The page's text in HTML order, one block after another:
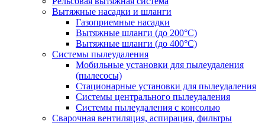
Вытяжные насадки и шланги
Газоприемные насадки
Вытяжные шланги (до 200°C)
Вытяжные шланги (до 400°C)
Системы пылеудаления
Мобильные установки для пылеудаления
(пылесосы)
Стационарные установки для пылеудаления
Системы центрального пылеудаления
Системы пылеудаления с консолью
Сварочная вентиляция, аспирация, фильтры